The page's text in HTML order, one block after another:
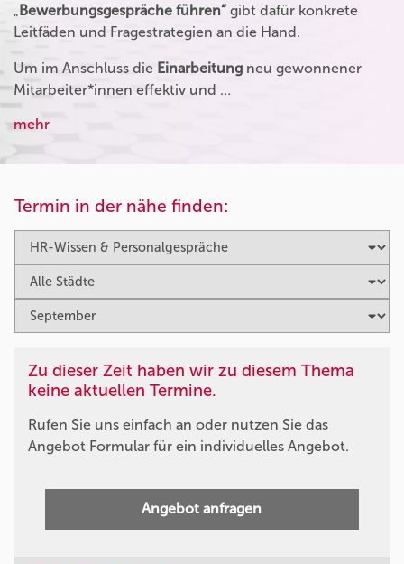
„Bewerbungsgespräche führen“ gibt dafür konkrete
Leitfäden und Fragestrategien an die Hand.
Um im Anschluss die Einarbeitung neu gewonnener
Mitarbeiter*innen effektiv und …
mehr
Termin in der nähe finden:
Zu dieser Zeit haben wir zu diesem Thema
keine aktuellen Termine.
Rufen Sie uns einfach an oder nutzen Sie das
Angebot Formular für ein individuelles Angebot.
Angebot anfragen